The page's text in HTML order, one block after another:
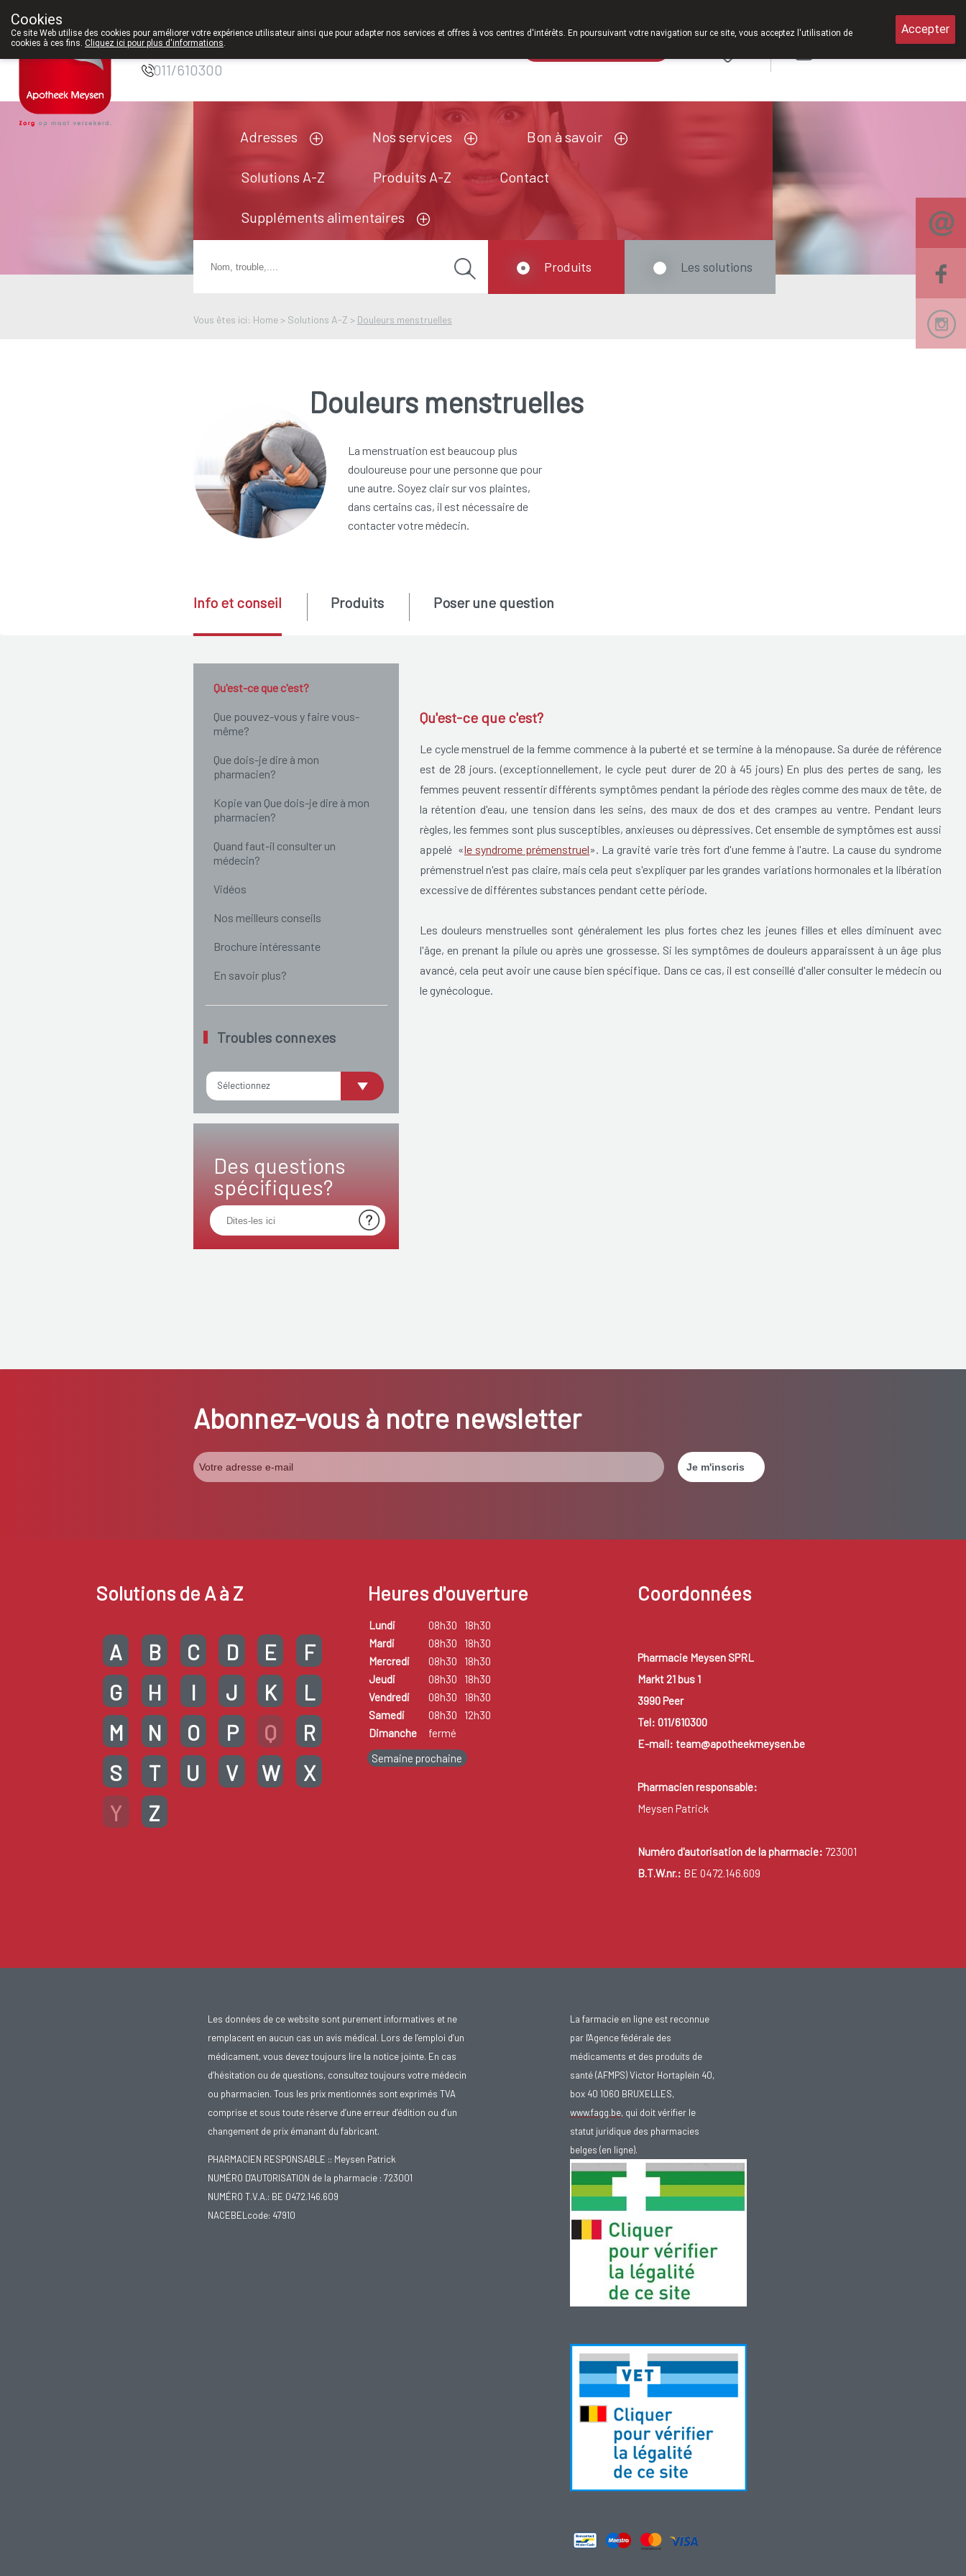
Pharmacie Meysen
SPRL
011/610300
Adresses Nos services Bon à savoir
Solutions A-Z Produits A-Z Contact
Suppléments alimentaires
Vous êtes ici: Home > Solutions A-Z > Douleurs menstruelles
Produits Les solutions
Douleurs menstruelles
La menstruation est beaucoup plus
douloureuse pour une personne que pour
une autre. Soyez clair sur vos plaintes,
dans certains cas, il est nécessaire de
contacter votre médecin.
Qu'est-ce que c'est?
Que pouvez-vous y faire vous-
même?
Que dois-je dire à mon
pharmacien?
Kopie van Que dois-je dire à mon
pharmacien?
Quand faut-il consulter un
médecin?
Vidéos
Nos meilleurs conseils
Brochure intéressante
En savoir plus?
Troubles connexes
Sélectionnez
Des questions
spécifiques?
Info et conseil Produits Poser une question
Qu'est-ce que c'est?
Le cycle menstruel de la femme commence à la puberté et se termine à la ménopause. Sa durée de référence
est de 28 jours. (exceptionnellement, le cycle peut durer de 20 à 45 jours) En plus des pertes de sang, les
femmes peuvent ressentir différents symptômes pendant la période des règles comme des maux de tête, de
la rétention d'eau, une tension dans les seins, des maux de dos et des crampes au ventre. Pendant leurs
règles, les femmes sont plus susceptibles, anxieuses ou dépressives. Cet ensemble de symptômes est aussi
appelé «le syndrome prémenstruel». La gravité varie très fort d'une femme à l'autre. La cause du syndrome
prémenstruel n'est pas claire, mais cela peut s'expliquer par les grandes variations hormonales et la libération
excessive de différentes substances pendant cette période.
Les douleurs menstruelles sont généralement les plus fortes chez les jeunes filles et elles diminuent avec
l'âge, en prenant la pilule ou après une grossesse. Si les symptômes de douleurs apparaissent à un âge plus
avancé, cela peut avoir une cause bien spécifique. Dans ce cas, il est conseillé d'aller consulter le médecin ou
le gynécologue.
Abonnez-vous à notre newsletter
Solutions de A à Z
A B C D E
F
G
H I J K
L
M
N O P Q
R
S
T U V W
X
Y
Z
Heures d'ouverture
Lundi 08h30
18h30
Mardi
08h30
18h30
Mercredi
08h30
18h30
Jeudi
08h30
18h30
Vendredi
08h30
18h30
Samedi
08h30
12h30
Dimanche
fermé
Semaine prochaine
Coordonnées
Pharmacie Meysen SPRL
Markt 21 bus 1
3990 Peer
Tel: 011/610300
E-mail: team@apotheekmeysen.be
Pharmacien responsable:
Meysen Patrick
Numéro d'autorisation de la pharmacie: 723001
B.T.W.nr.: BE 0472.146.609
Les données de ce website sont purement informatives et ne
remplacent en aucun cas un avis médical. Lors de l’emploi d’un
médicament, vous devez toujours lire la notice jointe. En cas
d’hésitation ou de questions, consultez toujours votre médecin
ou pharmacien. Tous les prix mentionnés sont exprimés TVA
comprise et sous toute réserve d’une erreur d’édition ou d’un
changement de prix émanant du fabricant.
PHARMACIEN RESPONSABLE :: Meysen Patrick
NUMÉRO D'AUTORISATION de la pharmacie : 723001
NUMÉRO T.V.A.: BE 0472.146.609
NACEBELcode: 47910
La farmacie en ligne est reconnue
par l'Agence fédérale des
médicaments et des produits de
santé (AFMPS) Victor Hortaplein 40,
box 40 1060 BRUXELLES,
www.fagg.be, qui doit vérifier le
statut juridique des pharmacies
belges (en ligne).
Cookies
Ce site Web utilise des cookies pour améliorer votre expérience utilisateur ainsi que pour adapter nos services et offres à vos centres d'intérêts. En poursuivant votre navigation sur ce site, vous acceptez l'utilisation de
cookies à ces fins. Cliquez ici pour plus d'informations.
Accepter